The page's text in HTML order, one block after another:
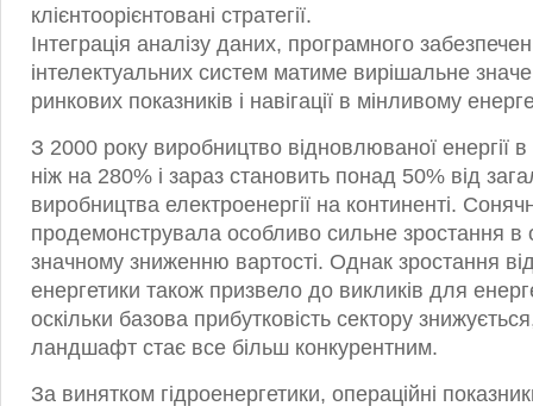
клієнтоорієнтовані стратегії.
Інтеграція аналізу даних, програмного
інтелектуальних систем матиме вирішальне
ринкових показників і навігації в мінливому
З 2000 року виробництво відновлюваної енергії
ніж на 280% і зараз становить понад 50% від
виробництва електроенергії на континенті.
продемонструвала особливо сильне зростання в
значному зниженню вартості. Однак зростання
енергетики також призвело до викликів для
оскільки базова прибутковість сектору
ландшафт стає все більш конкурентним.
За винятком гідроенергетики, операційні